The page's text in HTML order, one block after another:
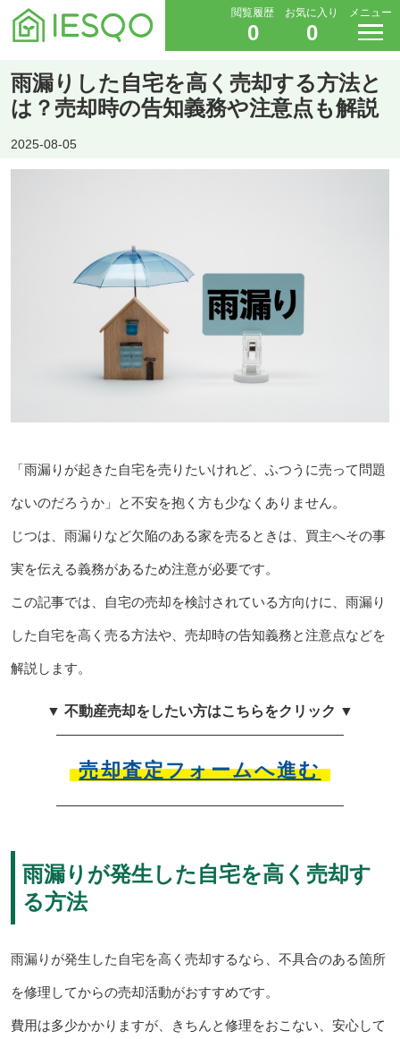
閲覧履歴
0
お気に入り
0
メニュー
雨漏りした自宅を高く売却する方法と
は？売却時の告知義務や注意点も解説
2025-08-05
「雨漏りが起きた自宅を売りたいけれど、ふつうに売って問題
ないのだろうか」と不安を抱く方も少なくありません。
じつは、雨漏りなど欠陥のある家を売るときは、買主へその事
実を伝える義務があるため注意が必要です。
この記事では、自宅の売却を検討されている方向けに、雨漏り
した自宅を高く売る方法や、売却時の告知義務と注意点などを
解説します。
▼ 不動産売却をしたい方はこちらをクリック ▼
売却査定フォームへ進む
雨漏りが発生した自宅を高く売却す
る方法
雨漏りが発生した自宅を高く売却するなら、不具合のある箇所
を修理してからの売却活動がおすすめです。
費用は多少かかりますが、きちんと修理をおこない、安心して